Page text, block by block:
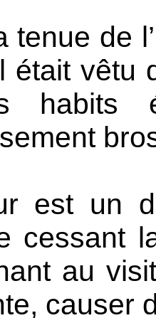
tenue de
était vêtu
habits
est un
cessant
au
causer